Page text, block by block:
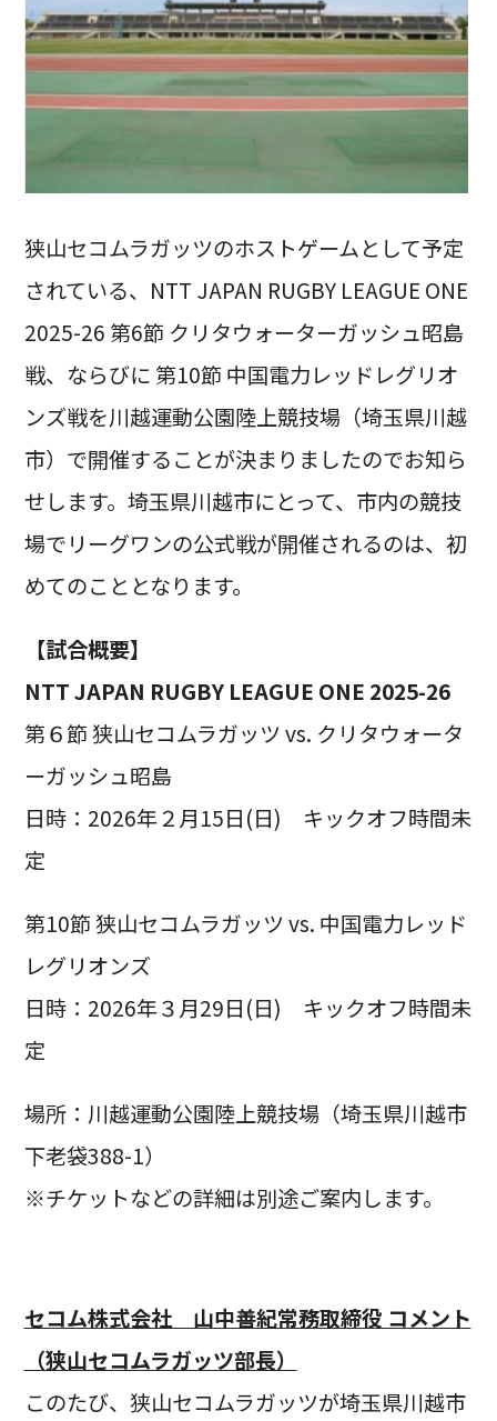
狭山セコムラガッツのホストゲームとして予定
されている、NTT JAPAN RUGBY LEAGUE ONE
2025-26 第6節 クリタウォーターガッシュ昭島
戦、ならびに 第10節 中国電力レッドレグリオ
ンズ戦を川越運動公園陸上競技場（埼玉県川越
市）で開催することが決まりましたのでお知ら
せします。埼玉県川越市にとって、市内の競技
場でリーグワンの公式戦が開催されるのは、初
めてのこととなります。
【試合概要】
NTT JAPAN RUGBY LEAGUE ONE 2025-26
第６節 狭山セコムラガッツ vs. クリタウォータ
ーガッシュ昭島
日時：2026年２月15日(日) キックオフ時間未
定
第10節 狭山セコムラガッツ vs. 中国電力レッド
レグリオンズ
日時：2026年３月29日(日) キックオフ時間未
定
場所：川越運動公園陸上競技場（埼玉県川越市
下老袋388-1）
※チケットなどの詳細は別途ご案内します。
セコム株式会社 山中善紀常務取締役 コメント
（狭山セコムラガッツ部長）
このたび、狭山セコムラガッツが埼玉県川越市